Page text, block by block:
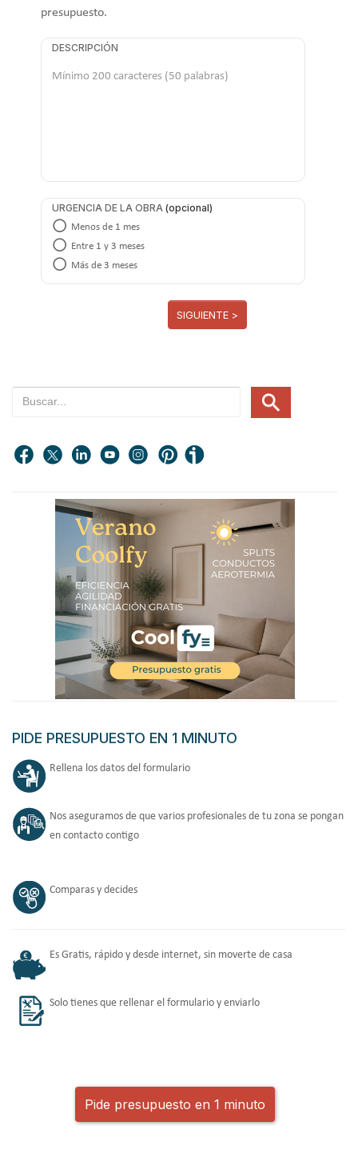
presupuesto.
DESCRIPCIÓN
URGENCIA DE LA OBRA
Menos de 1 mes
Entre 1 y 3 meses
Más de 3 meses
SIGUIENTE >
PIDE PRESUPUESTO EN 1 MINUTO
Rellena los datos del formulario
Nos aseguramos de que varios profesionales de tu zona se pongan
en contacto contigo
Comparas y decides
Es Gratis, rápido y desde internet, sin moverte de casa
Solo tienes que rellenar el formulario y enviarlo
Pide presupuesto en 1 minuto